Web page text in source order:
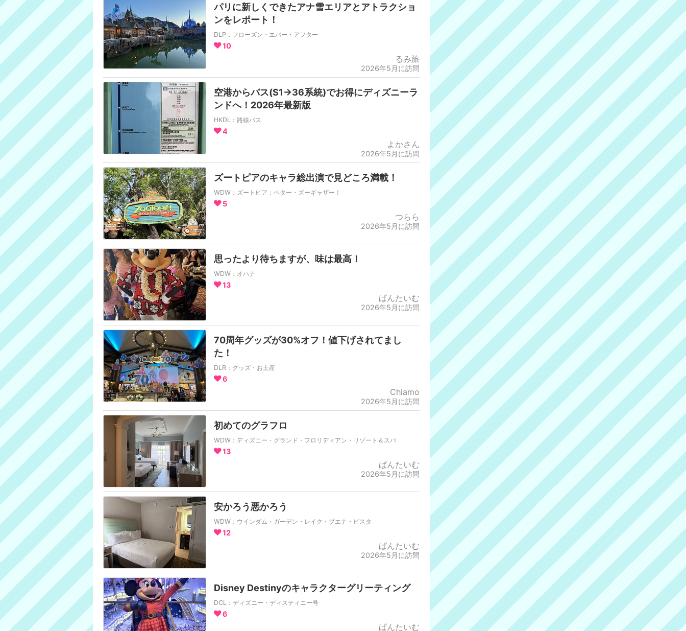
パリに新しくできたアナ雪エリアとアトラクショ
ンをレポート！
DLP：フローズン・エバー・アフター
10
るみ旅
2026年5月に訪問
空港からバス(S1→36系統)でお得にディズニーラ
ンドへ！2026年最新版
HKDL：路線バス
4
よかさん
2026年5月に訪問
ズートピアのキャラ総出演で見どころ満載！
WDW：ズートピア：ベター・ズーギャザー！
5
つらら
2026年5月に訪問
思ったより待ちますが、味は最高！
WDW：オハナ
13
ぱんたいむ
2026年5月に訪問
70周年グッズが30%オフ！値下げされてまし
た！
DLR：グッズ・お土産
6
Chiamo
2026年5月に訪問
初めてのグラフロ
WDW：ディズニー・グランド・フロリディアン・リゾート＆スパ
13
ぱんたいむ
2026年5月に訪問
安かろう悪かろう
WDW：ウインダム・ガーデン・レイク・ブエナ・ビスタ
12
ぱんたいむ
2026年5月に訪問
Disney Destinyのキャラクターグリーティング
DCL：ディズニー・ディスティニー号
6
ぱんたいむ